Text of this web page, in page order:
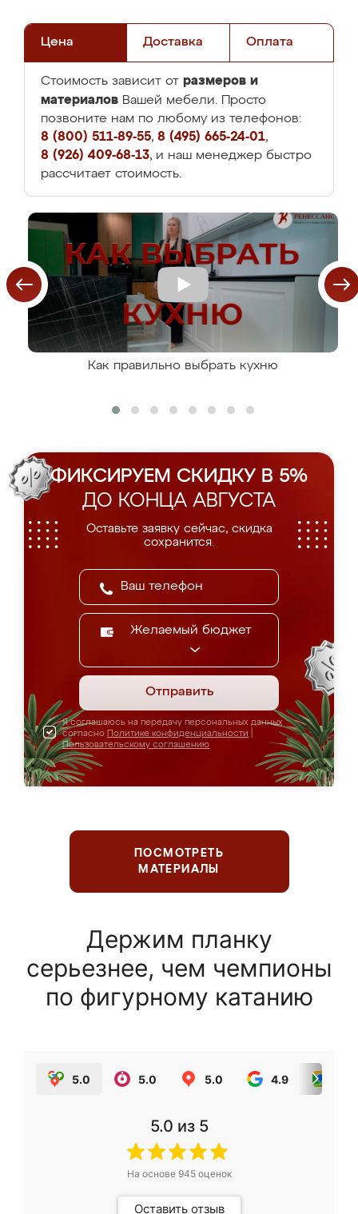
Цена Доставка Оплата
Стоимость зависит от размеров и
материалов Вашей мебели. Просто
позвоните нам по любому из телефонов:
8 (800) 511-89-55, 8 (495) 665-24-01,
8 (926) 409-68-13, и наш менеджер быстро
рассчитает стоимость.
Как правильно выбрать кухню
ФИКСИРУЕМ СКИДКУ В 5%
ДО КОНЦА АВГУСТА
Оставьте заявку сейчас, скидка
сохранится.
Желаемый бюджет
Отправить
Я соглашаюсь на передачу персональных данных
согласно Политике конфиденциальности
Пользовательскому соглашению
ПОСМОТРЕТЬ
МАТЕРИАЛЫ
Держим планку
серьезнее, чем чемпионы
по фигурному катанию
5.0 5.0 5.0 4.9
5.0 из 5
На основе 945оценок
Оставить отзыв